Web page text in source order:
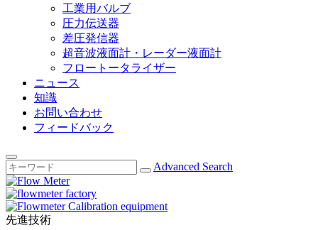
工業用バルブ
圧力伝送器
差圧発信器
超音波液面計・レーダー液面計
フロートータライザー
ニュース
知識
お問い合わせ
フィードバック
Advanced Search
先進技術